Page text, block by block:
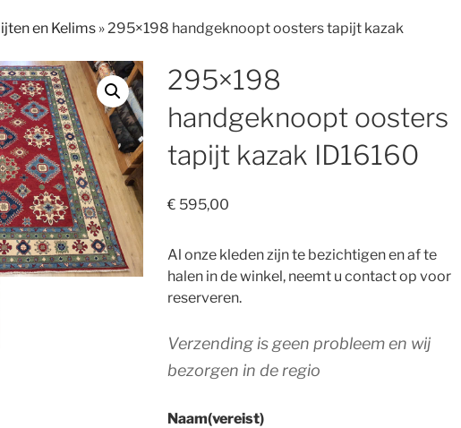
en Kelims »295×198 handgeknoopt oosters tapijt kazak
295×198
handgeknoopt oosters
tapijt kazak ID16160
€ 595,00
Al onze kleden zijn te bezichtigen en af te
halen in de winkel, neemt u contact op voor
reserveren.
Verzending is geen probleem en wij
bezorgen in de regio
Naam(vereist)